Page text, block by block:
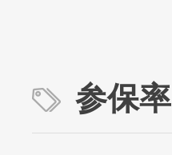
参保率